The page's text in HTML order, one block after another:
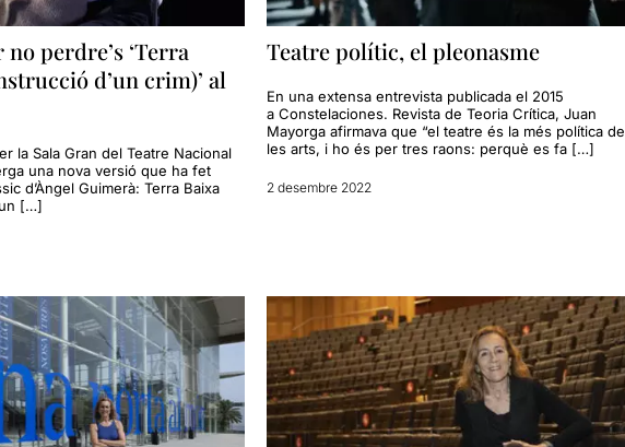
perdre’s ‘Terra
d’un crim)’ al
la Sala Gran del Teatre Nacional
una nova versió que ha fet
d’Àngel Guimerà: Terra Baixa
[…]
Teatre polític, el pleonasme
En una extensa entrevista publicada el 2015
a Constelaciones. Revista de Teoria Crítica, Juan
Mayorga afirmava que “el teatre és la més política de
les arts, i ho és per tres raons: perquè es fa […]
2 desembre 2022